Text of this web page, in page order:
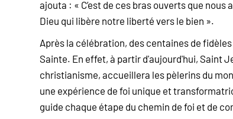
ajouta : « C’est de ces bras ouverts que
Dieu qui libère notre liberté vers le bien ».
Après la célébration, des centaines de
Sainte. En effet, à partir d'aujourd'hui, Saint
christianisme, accueillera les pèlerins du
une expérience de foi unique et
guide chaque étape du chemin de foi et de